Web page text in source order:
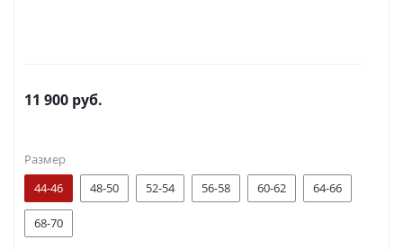
11 900 руб.
Размер
44-46
48-50 52-54 56-58 60-62 64-66
68-70